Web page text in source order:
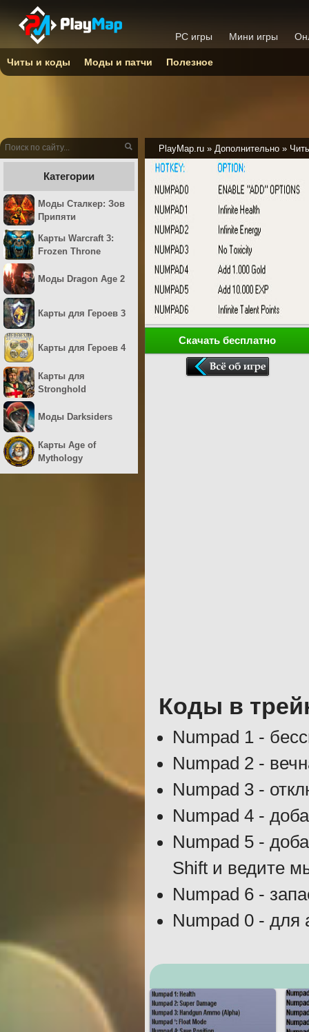
PlayMap.ru » Дополнительно »
Скачать бесплатно
Коды в
Numpad 1 -
Numpad 2 -
Numpad 3 -
Numpad 4 -
Numpad 5 -
Shift и ведите
Numpad 6 -
Numpad 0 - для
Категории
Моды Сталкер: Зов
Припяти
Карты Warcraft 3:
Frozen Throne
Моды Dragon Age 2
Карты для Героев 3
Карты для Героев 4
Карты для
Stronghold
Моды Darksiders
Карты Age of
Mythology
PC игры Мини игры
Читы и коды Моды и патчи Полезное